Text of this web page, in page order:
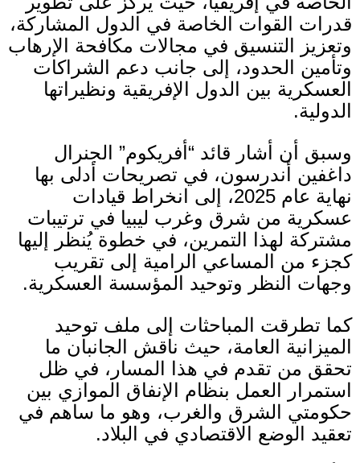
قدرات القوات الخاصة في الدول المشاركة،
وتعزيز التنسيق في مجالات مكافحة الإرهاب
وتأمين الحدود، إلى جانب دعم الشراكات
العسكرية بين الدول الإفريقية ونظيراتها
الدولية.
وسبق أن أشار قائد “أفريكوم” الجنرال
داغفين أندرسون، في تصريحات أدلى بها
نهاية عام 2025، إلى انخراط قيادات
عسكرية من شرق وغرب ليبيا في ترتيبات
مشتركة لهذا التمرين، في خطوة يُنظر إليها
كجزء من المساعي الرامية إلى تقريب
وجهات النظر وتوحيد المؤسسة العسكرية.
كما تطرقت المباحثات إلى ملف توحيد
الميزانية العامة، حيث ناقش الجانبان ما
تحقق من تقدم في هذا المسار، في ظل
استمرار العمل بنظام الإنفاق الموازي بين
حكومتي الشرق والغرب، وهو ما ساهم في
تعقيد الوضع الاقتصادي في البلاد.